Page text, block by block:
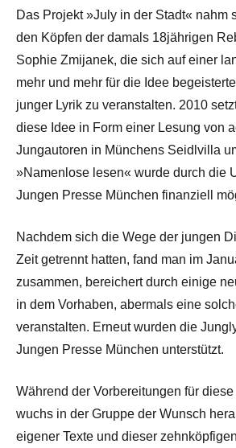
Das Projekt »July in der Stadt« nahm
den Köpfen der damals 18jährigen
Sophie Zmijanek, die sich auf einer
mehr und mehr für die Idee
junger Lyrik zu veranstalten. 2010
diese Idee in Form einer Lesung von
Jungautoren in Münchens Seidlvilla
»Namenlose lesen« wurde durch die
Jungen Presse München finanziell
Nachdem sich die Wege der jungen
Zeit getrennt hatten, fand man im
zusammen, bereichert durch einige
in dem Vorhaben, abermals eine
veranstalten. Erneut wurden die
Jungen Presse München unterstützt.
Während der Vorbereitungen für
wuchs in der Gruppe der Wunsch
eigener Texte und dieser